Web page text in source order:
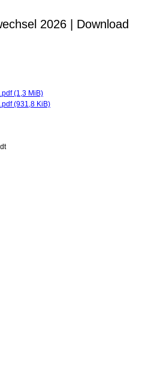
2026 | Download
(1,3 MiB)
(931,8 KiB)